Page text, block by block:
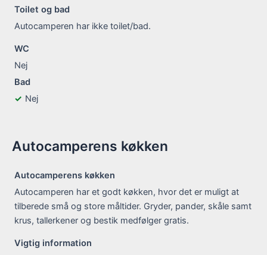
Toilet og bad
Autocamperen har ikke toilet/bad.
WC
Nej
Bad
Nej
Autocamperens køkken
Autocamperens køkken
Autocamperen har et godt køkken, hvor det er muligt at
tilberede små og store måltider. Gryder, pander, skåle samt
krus, tallerkener og bestik medfølger gratis.
Vigtig information